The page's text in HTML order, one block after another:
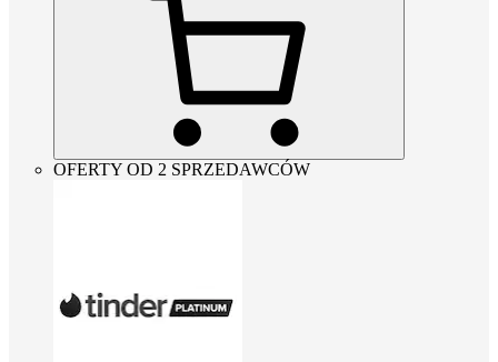
OFERTY OD 2 SPRZEDAWCÓW